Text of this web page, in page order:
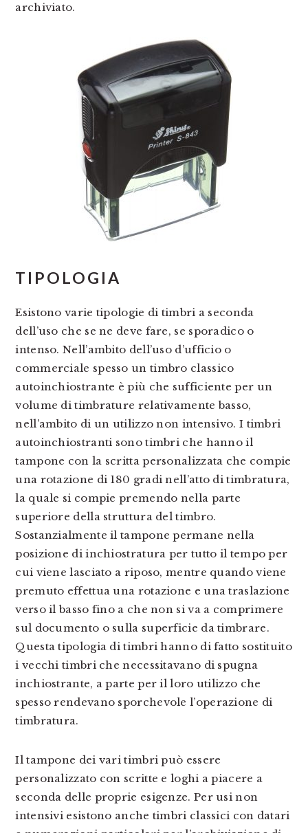
archiviato.
TIPOLOGIA
Esistono varie tipologie di timbri a seconda
dell’uso che se ne deve fare, se sporadico o
intenso. Nell’ambito dell’uso d’ufficio o
commerciale spesso un timbro classico
autoinchiostrante è più che sufficiente per un
volume di timbrature relativamente basso,
nell’ambito di un utilizzo non intensivo. I timbri
autoinchiostranti sono timbri che hanno il
tampone con la scritta personalizzata che compie
una rotazione di 180 gradi nell’atto di timbratura,
la quale si compie premendo nella parte
superiore della struttura del timbro.
Sostanzialmente il tampone permane nella
posizione di inchiostratura per tutto il tempo per
cui viene lasciato a riposo, mentre quando viene
premuto effettua una rotazione e una traslazione
verso il basso fino a che non si va a comprimere
sul documento o sulla superficie da timbrare.
Questa tipologia di timbri hanno di fatto sostituito
i vecchi timbri che necessitavano di spugna
inchiostrante, a parte per il loro utilizzo che
spesso rendevano sporchevole l’operazione di
timbratura.
Il tampone dei vari timbri può essere
personalizzato con scritte e loghi a piacere a
seconda delle proprie esigenze. Per usi non
intensivi esistono anche timbri classici con datari